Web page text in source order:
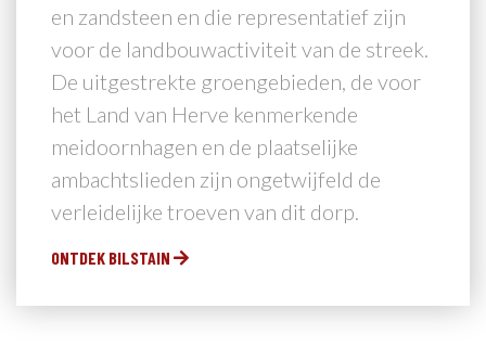
en zandsteen en die representatief zijn
voor de landbouwactiviteit van de streek.
De uitgestrekte groengebieden, de voor
het Land van Herve kenmerkende
meidoornhagen en de plaatselijke
ambachtslieden zijn ongetwijfeld de
verleidelijke troeven van dit dorp.
ONTDEK BILSTAIN